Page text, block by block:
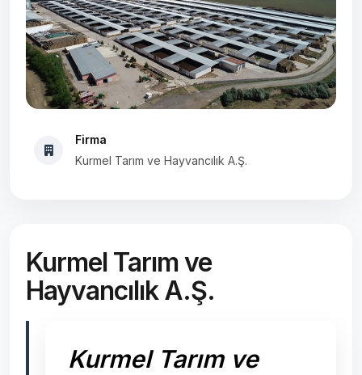
Firma
Kurmel Tarım ve Hayvancılık A.Ş.
Kurmel Tarım ve
Hayvancılık A.Ş.
Kurmel Tarım ve